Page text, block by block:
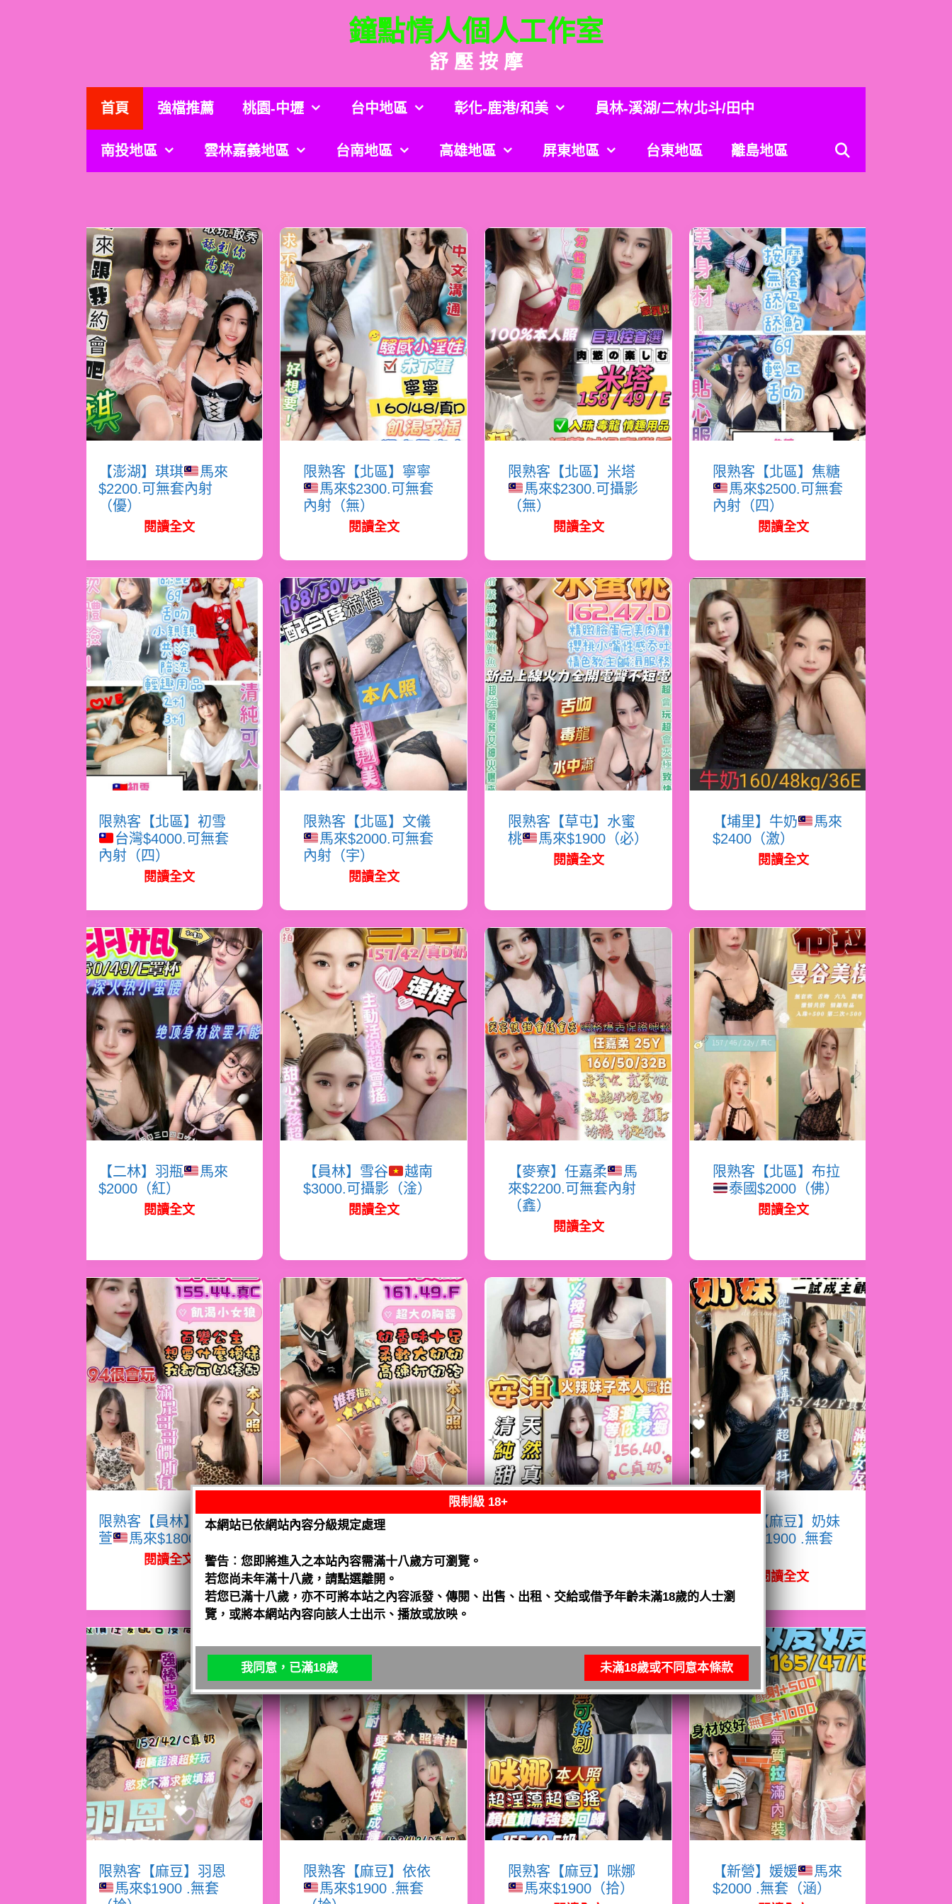
鐘點情人個人工作室
舒 壓 按 摩
首頁 強檔推薦 桃園-中壢 台中地區 彰化-鹿港/和美 員林-溪湖/二林/北斗/田中
南投地區 雲林嘉義地區 台南地區 高雄地區 屏東地區 台東地區 離島地區
【澎湖】琪琪
馬來
$2200.可無套內射
（優）
閱讀全文
限熟客【北區】寧寧
馬來$2300.可無套
內射（無）
閱讀全文
限熟客【北區】米塔
馬來$2300.可攝影
（無）
閱讀全文
限熟客【北區】焦糖
馬來$2500.可無套
內射（四）
閱讀全文
限熟客【北區】初雪
台灣$4000.可無套
內射（四）
閱讀全文
限熟客【北區】文儀
馬來$2000.可無套
內射（宇）
閱讀全文
限熟客【草屯】水蜜
桃
馬來$1900（必）
閱讀全文
【埔里】牛奶
馬來
$2400（激）
閱讀全文
【二林】羽瓶
馬來
$2000（紅）
閱讀全文
【員林】雪谷
越南
$3000.可攝影（淦）
閱讀全文
【麥寮】任嘉柔
馬
來$2200.可無套內射
（鑫）
閱讀全文
限熟客【北區】布拉
泰國$2000（佛）
閱讀全文
限熟客【員林】許郁
萱
馬來$1800（跑）
閱讀全文
限熟客【鹿港】金泰
閱讀全文
限熟客【麻豆】奶妹
馬來$1900 .無套
閱讀全文
限熟客【麻豆】羽恩
馬來$1900 .無套
限熟客【麻豆】依依
馬來$1900 .無套
限熟客【麻豆】咪娜
馬來$1900（拾）
【新營】媛媛
馬來
$2000 .無套（涵）
限制級 18+
本網站已依網站內容分級規定處理
警告︰您即將進入之本站內容需滿十八歲方可瀏覽。
若您尚未年滿十八歲，請點選離開。
若您已滿十八歲，亦不可將本站之內容派發、傳閱、出售、出租、交給或借予年齡未滿18歲的人士瀏
覽，或將本網站內容向該人士出示、播放或放映。
我同意，已滿18歲 未滿18歲或不同意本條款